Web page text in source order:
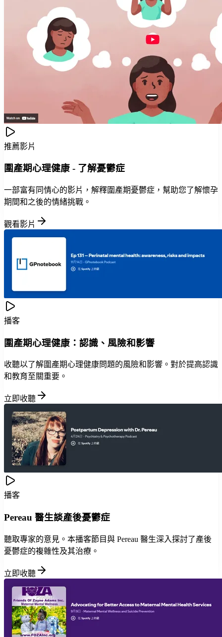
推薦影片
圍產期心理健康 - 了解憂鬱症
一部富有同情心的影片，解釋圍產期憂鬱症，幫助您了解懷孕
期間和之後的情緒挑戰。
觀看影片
播客
圍產期心理健康：認識、風險和影響
收聽以了解圍產期心理健康問題的風險和影響。對於提高認識
和教育至關重要。
立即收聽
播客
Pereau 醫生談產後憂鬱症
聽取專家的意見。本播客節目與 Pereau 醫生深入探討了產後
憂鬱症的複雜性及其治療。
立即收聽